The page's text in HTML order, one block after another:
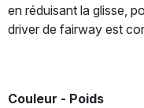
en réduisant la glisse,
driver de fairway est
Couleur - Poids